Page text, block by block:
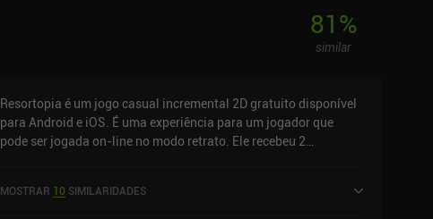
81%
similar
Resortopia é um jogo casual incremental 2D gratuito disponível
para Android e iOS. É uma experiência para um jogador que
pode ser jogada on-line no modo retrato. Ele recebeu 2
de 4,5 de 5,0 no Google Play e 4,8 de 5,0 na iOS App Store.
MOSTRAR 10 SIMILARIDADES